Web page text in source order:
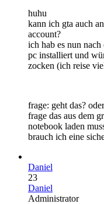
huhu
kann ich gta auch
account?
ich hab es nun
pc installiert und
zocken (ich reise
frage: geht das?
frage das aus dem
notebook laden
brauch ich eine
Daniel
23
Daniel
Administrator